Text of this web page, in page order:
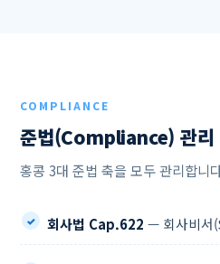
COMPLIANCE
준법(Compliance) 관리
홍콩 3대 준법 축을 모두 관리합니
회사법 Cap.622 — 회사비서